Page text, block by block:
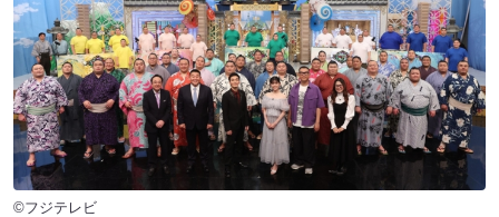
©フジテレビ